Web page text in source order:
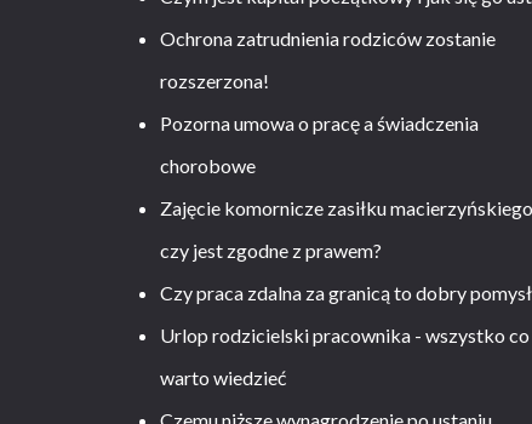
Ochrona zatrudnienia rodziców zostanie
rozszerzona!
Pozorna umowa o pracę a świadczenia
chorobowe
Zajęcie komornicze zasiłku
czy jest zgodne z prawem?
Czy praca zdalna za granicą to dobry
Urlop rodzicielski pracownika - wszystko co
warto wiedzieć